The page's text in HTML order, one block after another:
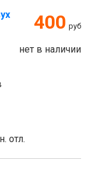
400 руб
нет в наличии
отл.